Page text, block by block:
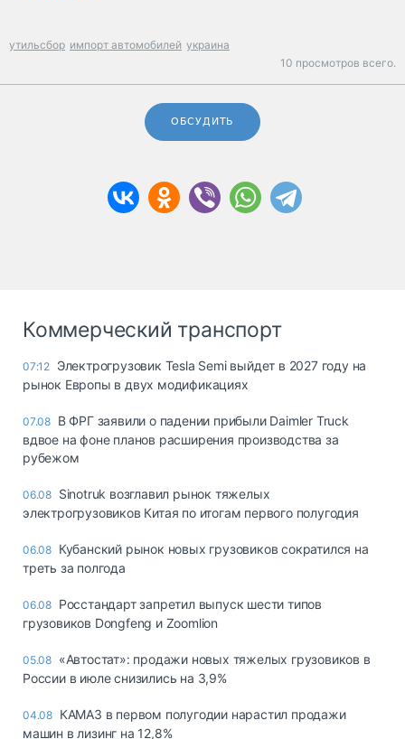
утильсбор импорт автомобилей украина
10 просмотров всего.
ОБСУДИТЬ
Коммерческий транспорт
07:12 Электрогрузовик Tesla Semi выйдет в 2027 году на
рынок Европы в двух модификациях
07.08 В ФРГ заявили о падении прибыли Daimler Truck
вдвое на фоне планов расширения производства за
рубежом
06.08 Sinotruk возглавил рынок тяжелых
электрогрузовиков Китая по итогам первого полугодия
06.08 Кубанский рынок новых грузовиков сократился на
треть за полгода
06.08 Росстандарт запретил выпуск шести типов
грузовиков Dongfeng и Zoomlion
05.08 «Автостат»: продажи новых тяжелых грузовиков в
России в июле снизились на 3,9%
04.08 КАМАЗ в первом полугодии нарастил продажи
машин в лизинг на 12,8%